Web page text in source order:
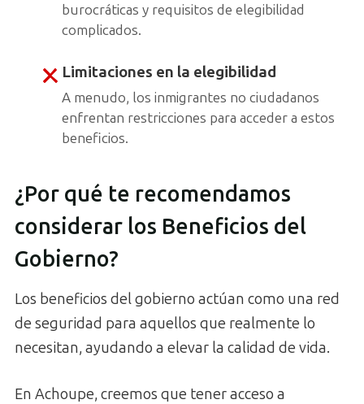
burocráticas y requisitos de elegibilidad
complicados.
Limitaciones en la elegibilidad
A menudo, los inmigrantes no ciudadanos
enfrentan restricciones para acceder a estos
beneficios.
¿Por qué te recomendamos
considerar los Beneficios del
Gobierno?
Los beneficios del gobierno actúan como una red
de seguridad para aquellos que realmente lo
necesitan, ayudando a elevar la calidad de vida.
En Achoupe, creemos que tener acceso a